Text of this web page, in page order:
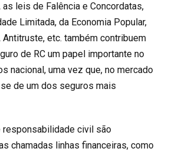
as leis de Falência e Concordatas,
Limitada, da Economia Popular,
etc. também contribuem
de RC um papel importante no
nacional, uma vez que, no mercado
de um dos seguros mais
responsabilidade civil são
chamadas linhas financeiras, como